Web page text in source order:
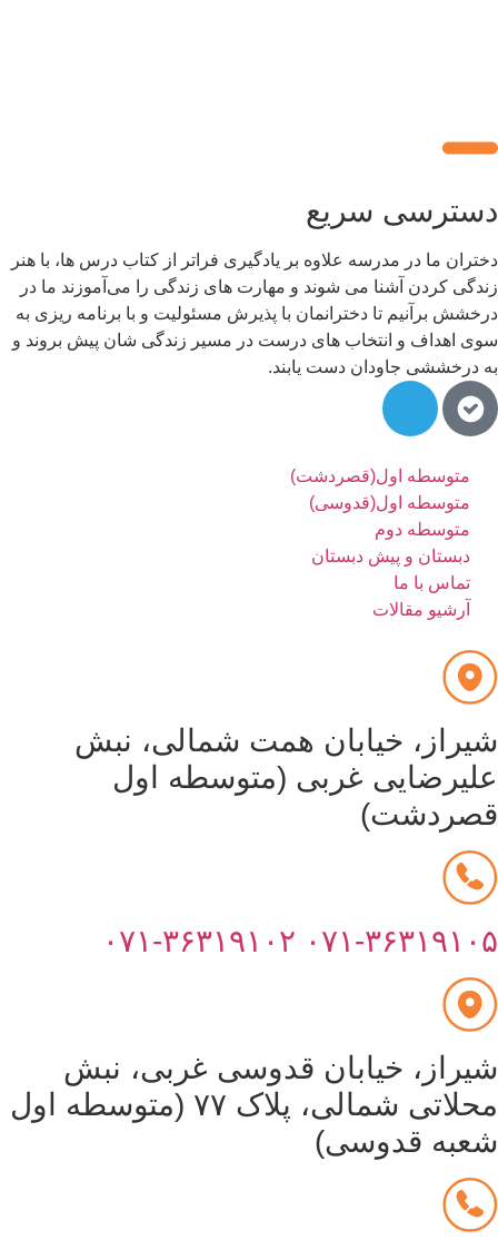
سریع
ما در مدرسه علاوه بر یادگیری فراتر از کتاب درس ها، با هنر
کردن آشنا می شوند و مهارت های زندگی را می‌آموزند ما در
برآنیم تا دخترانمان با پذیرش مسئولیت و با برنامه ریزی به
اهداف و انتخاب های درست در مسیر زندگی شان پیش بروند و
درخششی جاودان دست یابند.
متوسطه اول(قصردشت)
متوسطه اول(قدوسی)
متوسطه دوم
دبستان و پیش دبستان
تماس با ما
آرشیو مقالات
خیابان همت شمالی، نبش
غربی (متوسطه اول
۳۶۳۱۹۱۰۵ ۰۷۱-۳۶۳۱۹۱۰۲
خیابان قدوسی غربی، نبش
محلاتی شمالی، پلاک ۷۷ (متوسطه اول
قدوسی)